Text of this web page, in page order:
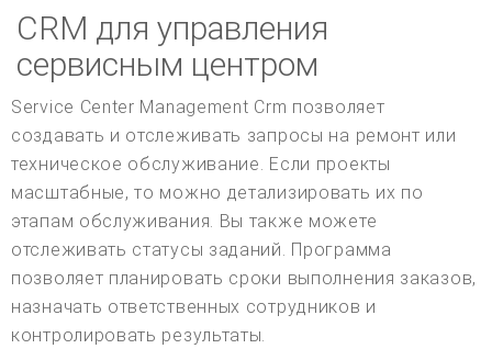
CRM для управления
сервисным центром
Service Center Management Crm позволяет
создавать и отслеживать запросы на ремонт или
техническое обслуживание. Если проекты
масштабные, то можно детализировать их по
этапам обслуживания. Вы также можете
отслеживать статусы заданий. Программа
позволяет планировать сроки выполнения заказов,
назначать ответственных сотрудников и
контролировать результаты.